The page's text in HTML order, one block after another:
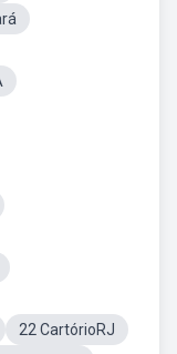
22 CartórioRJ